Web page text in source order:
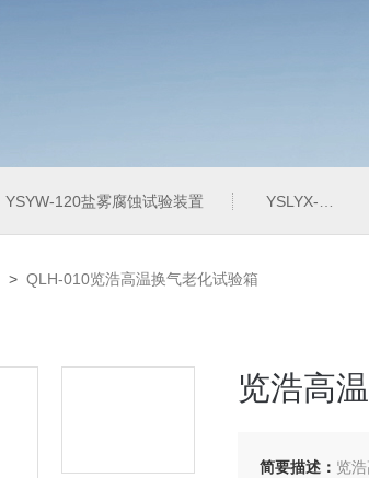
YSYW-120盐雾腐蚀试验装置 YSLYX-010防水试验设备
> QLH-010览浩高温换气老化试验箱
览浩高
简要描述： 览